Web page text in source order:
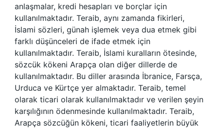
anlaşmalar, kredi hesapları ve borçlar için
kullanılmaktadır. Teraib, aynı zamanda fikirleri,
İslami sözleri, günah işlemek veya dua etmek gibi
farklı düşünceleri de ifade etmek için
kullanılmaktadır. Teraib, İslami kuralların ötesinde,
sözcük kökeni Arapça olan diğer dillerde de
kullanılmaktadır. Bu diller arasında İbranice, Farsça,
Urduca ve Kürtçe yer almaktadır. Teraib, temel
olarak ticari olarak kullanılmaktadır ve verilen şeyin
karşılığının ödenmesinde kullanılmaktadır. Teraib,
Arapça sözcüğün kökeni, ticari faaliyetlerin büyük